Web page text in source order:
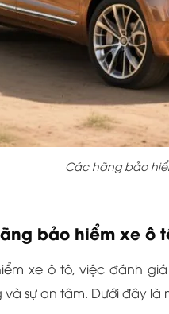
Các hãng bảo
bảo hiểm xe ô
xe ô tô, việc đánh
sự an tâm. Dưới đây là